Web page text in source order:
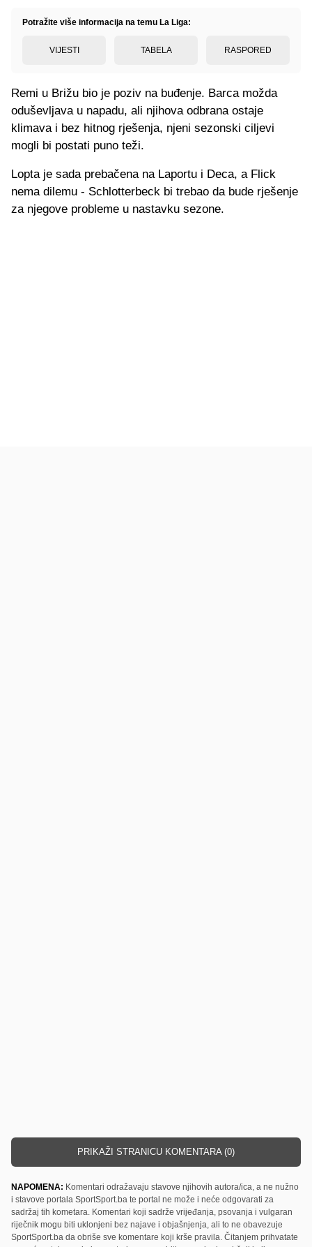
Potražite više informacija na temu La Liga:
VIJESTI TABELA RASPORED
Remi u Brižu bio je poziv na buđenje. Barca možda
oduševljava u napadu, ali njihova odbrana ostaje
klimava i bez hitnog rješenja, njeni sezonski ciljevi
mogli bi postati puno teži.
Lopta je sada prebačena na Laportu i Deca, a Flick
nema dilemu - Schlotterbeck bi trebao da bude rješenje
za njegove probleme u nastavku sezone.
PRIKAŽI STRANICU KOMENTARA (0)
NAPOMENA: Komentari odražavaju stavove njihovih autora/ica, a ne nužno
i stavove portala SportSport.ba te portal ne može i neće odgovarati za
sadržaj tih kometara. Komentari koji sadrže vrijeđanja, psovanja i vulgaran
riječnik mogu biti uklonjeni bez najave i objašnjenja, ali to ne obavezuje
SportSport.ba da obriše sve komentare koji krše pravila. Čitanjem prihvatate